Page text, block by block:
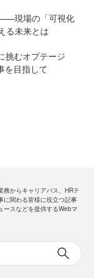
現場の「可視化
る未来とは
挑むオプテージ
を目指して
務からキャリアパス、HRテ
に関わる皆様に役立つ記事
ースなどを提供するWebマ